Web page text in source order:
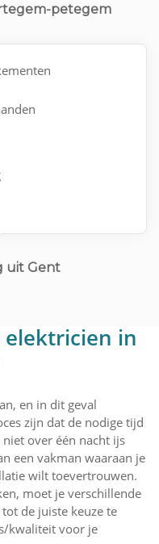
petegem
uit Gent
elektricien in
en in dit geval
zijn dat de nodige tijd
over één nacht ijs
een vakman waaraan je
wilt toevertrouwen.
moet je verschillende
de juiste keuze te
kwaliteit voor je